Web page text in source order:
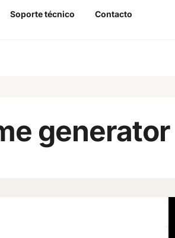
Soporte técnico
Contacto
generator